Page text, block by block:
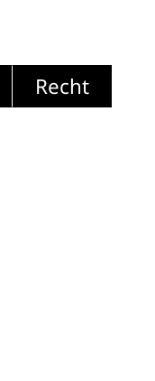
Recht